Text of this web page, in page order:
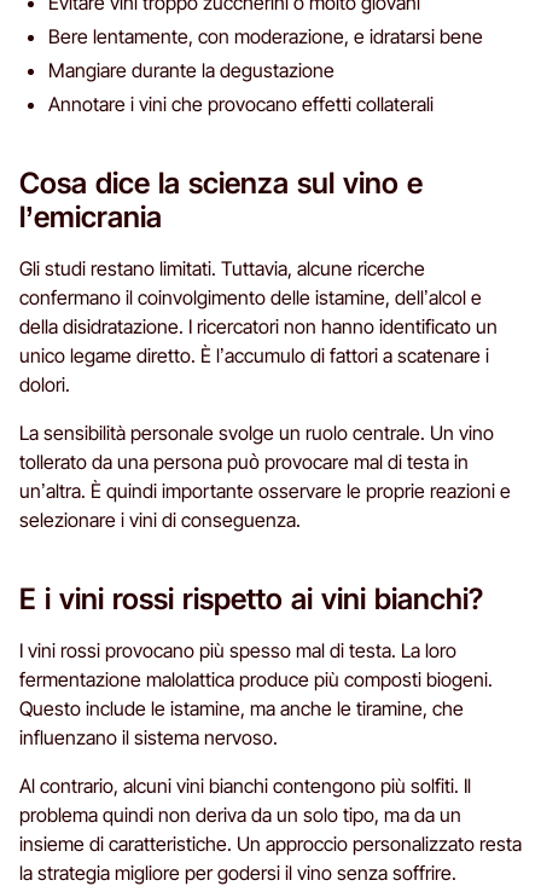
Bere lentamente, con moderazione, e idratarsi bene
Mangiare durante la degustazione
Annotare i vini che provocano effetti collaterali
Cosa dice la scienza sul vino e
l’emicrania
Gli studi restano limitati. Tuttavia, alcune ricerche
confermano il coinvolgimento delle istamine, dell’alcol e
della disidratazione. I ricercatori non hanno identificato un
unico legame diretto. È l’accumulo di fattori a scatenare i
dolori.
La sensibilità personale svolge un ruolo centrale. Un vino
tollerato da una persona può provocare mal di testa in
un’altra. È quindi importante osservare le proprie reazioni e
selezionare i vini di conseguenza.
E i vini rossi rispetto ai vini bianchi?
I vini rossi provocano più spesso mal di testa. La loro
fermentazione malolattica produce più composti biogeni.
Questo include le istamine, ma anche le tiramine, che
influenzano il sistema nervoso.
Al contrario, alcuni vini bianchi contengono più solfiti. Il
problema quindi non deriva da un solo tipo, ma da un
insieme di caratteristiche. Un approccio personalizzato resta
la strategia migliore per godersi il vino senza soffrire.